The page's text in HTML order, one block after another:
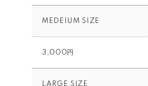
MEDEIUM SIZE
3,000円
LARGE SIZE